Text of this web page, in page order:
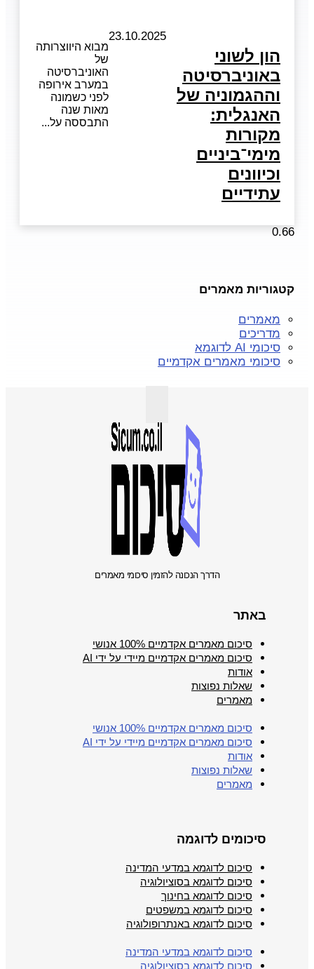
הון לשוני
באוניברסיטה
וההגמוניה של
האנגלית:
מקורות
מימי־ביניים
וכיוונים
עתידיים
23.10.2025
מבוא היווצרותה
של
האוניברסיטה
במערב אירופה
לפני כשמונה
מאות שנה
התבססה על
קטגוריות מאמרים
מאמרים
מדריכים
סיכומי AI לדוגמא
סיכומי מאמרים אקדמיים
הדרך הנכונה להזמין סיכומי מאמרים
באתר
סיכום מאמרים אקדמיים 100% אנושי
סיכום מאמרים אקדמיים מיידי על ידי AI
אודות
שאלות נפוצות
מאמרים
סיכום מאמרים אקדמיים 100% אנושי
סיכום מאמרים אקדמיים מיידי על ידי AI
אודות
שאלות נפוצות
מאמרים
סיכומים לדוגמה
סיכום לדוגמא במדעי המדינה
סיכום לדוגמא בסוציולוגיה
סיכום לדוגמא בחינוך
סיכום לדוגמא במשפטים
סיכום לדוגמא באנתרופולוגיה
סיכום לדוגמא במדעי המדינה
סיכום לדוגמא בסוציולוגיה